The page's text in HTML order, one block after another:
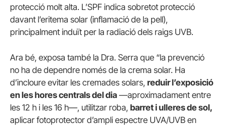
protecció molt alta. L’SPF indica sobretot protecció
davant l’eritema solar (inflamació de la pell),
principalment induït per la radiació dels raigs UVB.
Ara bé, exposa també la Dra. Serra que “la prevenció
no ha de dependre només de la crema solar. Ha
d’incloure evitar les cremades solars, reduir l’exposició
en les hores centrals del dia —aproximadament entre
les 12 h i les 16 h—, utilitzar roba, barret i ulleres de sol,
aplicar fotoprotector d’ampli espectre UVA/UVB en